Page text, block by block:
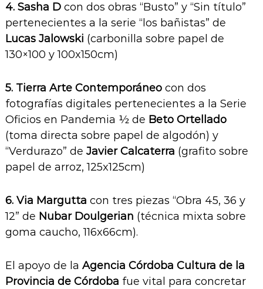
4. Sasha Dcon dos obras “Busto” y “Sin título”
pertenecientes a la serie “los bañistas” de
Lucas Jalowski (carbonilla sobre papel de
130×100 y 100x150cm)
5. Tierra Arte Contemporáneocon dos
fotografías digitales pertenecientes a la Serie
Oficios en Pandemia ½ de Beto Ortellado
(toma directa sobre papel de algodón) y
“Verdurazo” de Javier Calcaterra (grafito sobre
papel de arroz, 125x125cm)
6. Via Margutta con tres piezas “Obra 45, 36 y
12” de Nubar Doulgerian (técnica mixta sobre
goma caucho, 116x66cm).
El apoyo de la Agencia Córdoba Cultura de la
Provincia de Córdoba fue vital para concretar